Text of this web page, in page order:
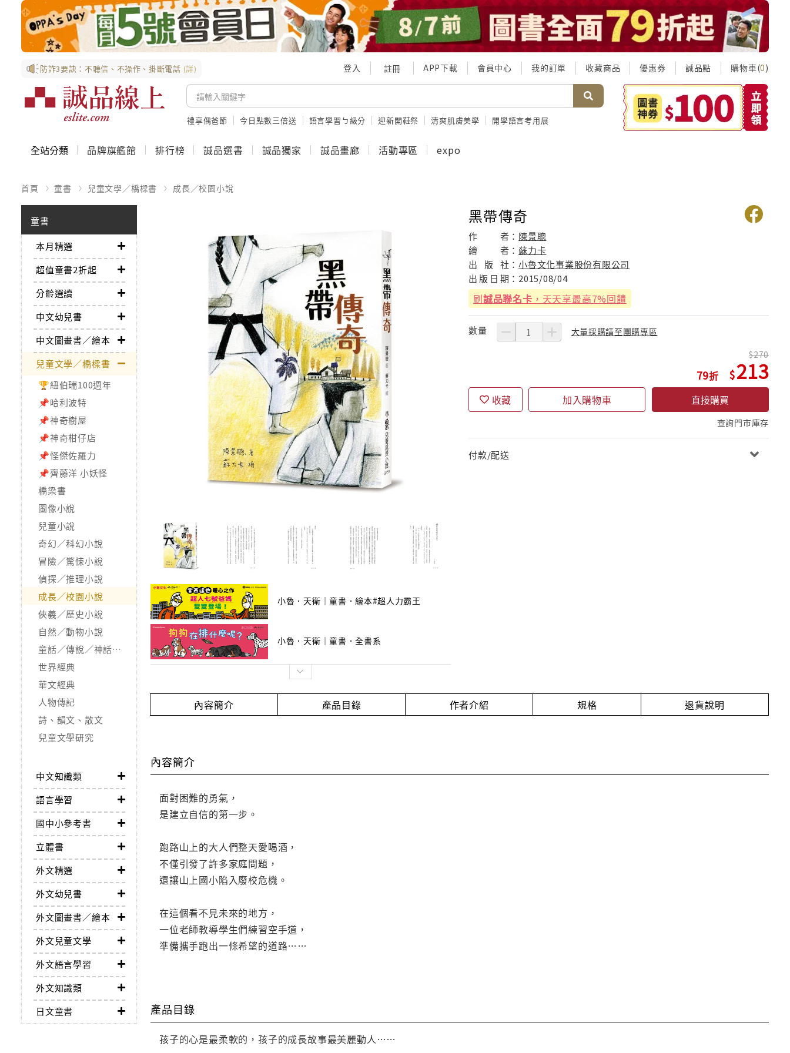
防詐3要訣：不聽信、不操作、掛斷電話 (詳) 登入 註冊 APP下載 會員中心 我的訂單 收藏商品 優惠券 誠品點 購物車(0)
禮享偶爸節 今日點數三倍送 語言學習ㄅ級分 迎新開鞋祭 清爽肌膚美學 開學語言考用展
全站分類 品牌旗艦館 排行榜 誠品選書 誠品獨家 誠品畫廊 活動專區 expo
首頁 童書 兒童文學／橋樑書 成長／校園小說
童書
本月精選
超值童書2折起
分齡選讀
中文幼兒書
中文圖畫書／繪本
兒童文學／橋樑書
🏆紐伯瑞100週年
📌哈利波特
📌神奇樹屋
📌神奇柑仔店
📌怪傑佐羅力
📌齊藤洋 小妖怪
橋梁書
圖像小說
兒童小說
奇幻／科幻小說
冒險／驚悚小說
偵探／推理小說
成長／校園小說
俠義／歷史小說
自然／動物小說
童話／傳說／神話／寓言
世界經典
華文經典
人物傳記
詩、韻文、散文
兒童文學研究
中文知識類
語言學習
國中小參考書
立體書
外文精選
外文幼兒書
外文圖畫書／繪本
外文兒童文學
外文語言學習
外文知識類
日文童書
小魯．天衛｜童書．繪本#超人力霸王
小魯．天衛｜童書．全書系
黑帶傳奇
作 者： 陳景聰
繪
者：蘇力卡
出
版 社：小魯文化事業股份有限公司
出 版 日 期： 2015/08/04
刷誠品聯名卡 ，天天享最高7%回饋
數量 大量採購請至團購專區
79
270
213
收藏 加入購物車 直接購買
查詢門市庫存
付款/配送
內容簡介 產品目錄 作者介紹 規格 退貨說明
內容簡介
面對困難的勇氣，
是建立自信的第一步。
跑路山上的大人們整天愛喝酒，
不僅引發了許多家庭問題，
還讓山上國小陷入廢校危機。
在這個看不見未來的地方，
一位老師教導學生們練習空手道，
準備攜手跑出一條希望的道路……
產品目錄
孩子的心是最柔軟的，孩子的成長故事最美麗動人……